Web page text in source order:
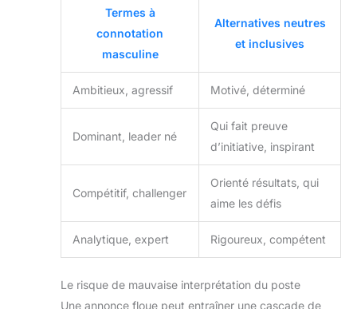
Termes à
connotation
masculine
Alternatives neutres
et inclusives
Ambitieux, agressif Motivé, déterminé
Dominant, leader né
Qui fait preuve
d’initiative, inspirant
Compétitif, challenger
Orienté résultats, qui
aime les défis
Analytique, expert Rigoureux, compétent
Le risque de mauvaise interprétation du poste
Une annonce floue peut entraîner une cascade de